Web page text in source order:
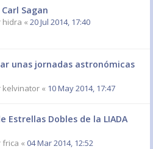
Sagan
hidra « 20 Jul 2014, 17:40
unas jornadas astronómicas
kelvinator « 10 May 2014, 17:47
Estrellas Dobles de la LIADA
frica « 04 Mar 2014, 12:52